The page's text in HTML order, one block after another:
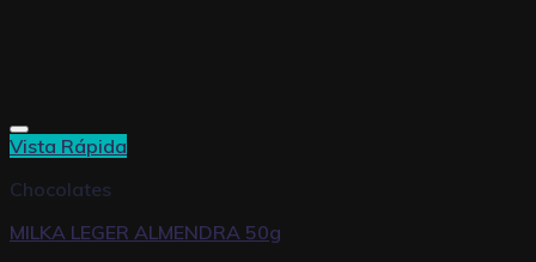
Vista Rápida
Chocolates
MILKA LEGER ALMENDRA 50g